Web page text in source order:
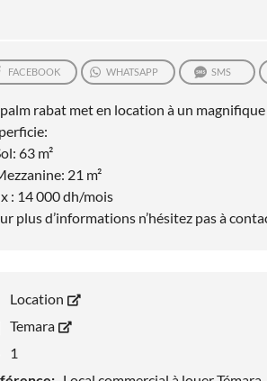
FACEBOOK WHATSAPP SMS
rabat met en location à un
63 m²
21 m²
: 14 000 dh/mois
plus d’informations n’hésitez pas à
Location
Temara
1